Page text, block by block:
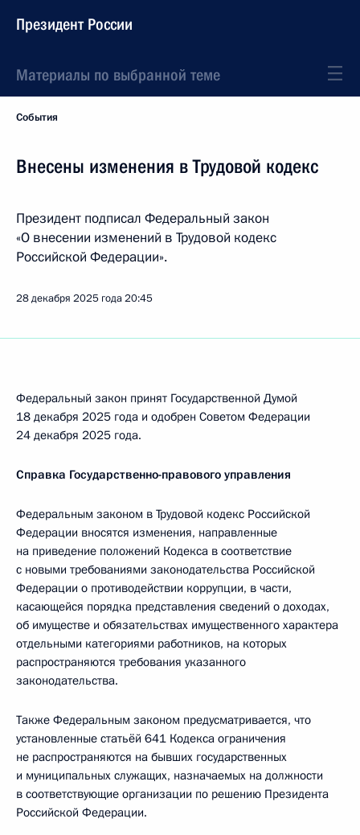
Президент России
Материалы по выбранной теме
События
Внесены изменения в Трудовой кодекс
Президент подписал Федеральный закон
«О внесении изменений в Трудовой кодекс
Российской Федерации».
28 декабря 2025 года20:45
Федеральный закон принят Государственной Думой
18 декабря 2025 года и одобрен Советом Федерации
24 декабря 2025 года.
Справка Государственно-правового управления
Федеральным законом в Трудовой кодекс Российской
Федерации вносятся изменения, направленные
на приведение положений Кодекса в соответствие
с новыми требованиями законодательства Российской
Федерации о противодействии коррупции, в части,
касающейся порядка представления сведений о доходах,
об имуществе и обязательствах имущественного характера
отдельными категориями работников, на которых
распространяются требования указанного
законодательства.
Также Федеральным законом предусматривается, что
установленные статьёй 641 Кодекса ограничения
не распространяются на бывших государственных
и муниципальных служащих, назначаемых на должности
в соответствующие организации по решению Президента
Российской Федерации.